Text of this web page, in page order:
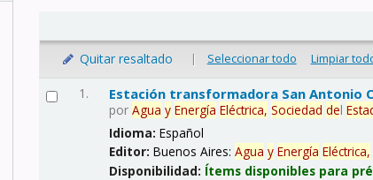
Quitar resaltado | Seleccionar todo Limpiar
1. Estación transformadora San Antonio
porAgua y Energía Eléctrica, Sociedad del
Idioma:Español
Editor:Buenos Aires:Agua y Energía Eléctrica,
Disponibilidad: Ítems disponibles para